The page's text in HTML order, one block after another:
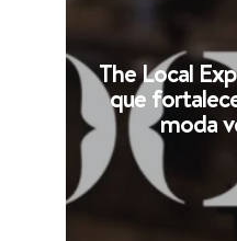
The Local
que
moda